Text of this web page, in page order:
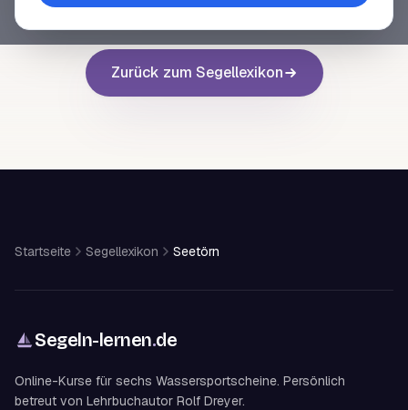
Zurück zum Segellexikon
Startseite Segellexikon Seetörn
Segeln-lernen.de
Online-Kurse für sechs Wassersportscheine. Persönlich
betreut von Lehrbuchautor Rolf Dreyer.